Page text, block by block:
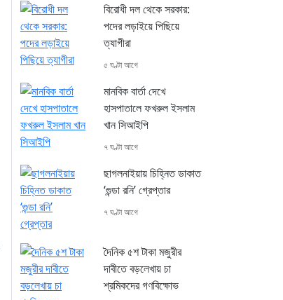
বিরোধী দল থেকে সরকার:
পদের লড়াইয়ে পিছিয়ে
ত্যাগীরা
৫ ঘণ্টা আগে
মানবিক বার্তা দেখে
হাসপাতালে ফখরুল ইসলাম
খান সিআইপি
৭ ঘণ্টা আগে
ছাগলনাইয়ায় চিহ্নিত ডাকাত
‘গুন্ডা রনি’ গ্রেপ্তার
৭ ঘণ্টা আগে
দৈনিক ৫শ টাকা মজুরীর
দাবীতে বড়লেখায় চা
শ্রমিকদের গণবিক্ষোভ